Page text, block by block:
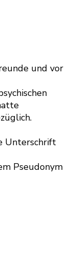
und vor
Unterschrift
Pseudonym